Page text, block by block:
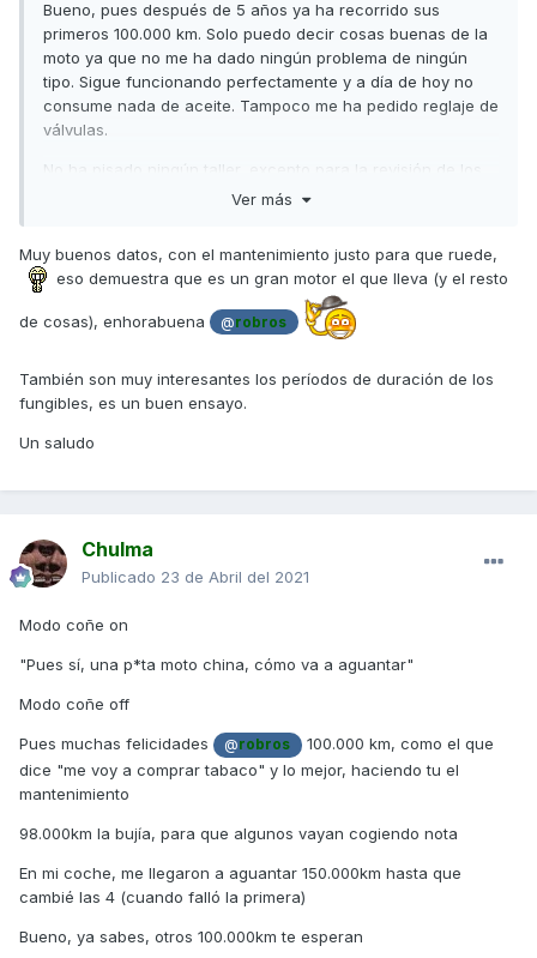
Bueno, pues después de 5 años ya ha recorrido sus
primeros 100.000 km. Solo puedo decir cosas buenas de la
moto ya que no me ha dado ningún problema de ningún
tipo. Sigue funcionando perfectamente y a día de hoy no
consume nada de aceite. Tampoco me ha pedido reglaje de
válvulas.
No ha pisado ningún taller, excepto para la revisión de los
1000 km, el resto se lo he hecho yo todo y os resumo su
Aceite y filtro cada 5000, filtro del aire cada 20000, aceite
del grupo trasero cada 10000, correa de transmisión cada
15000, la maza del embrague murió con 95000 y el
variador con 97000, los rodillos cilíndricos me duran 30000
98000 y aunque no me fallaba ya tenía muy comido el
electrodo. La batería me murió con 2 años y medio y las
freno delantero todavía no las he cambiado y las traseras
carreteras nacionales).
Espero que dure aún muuuuuchos más km, que debo
reconocer que jamás hubiera pensado que un motor de
solo 300 cc pueda tener tanta fiabilidad.
Ver más
Muy buenos datos, con el mantenimiento justo para que ruede,
eso demuestra que es un gran motor el que lleva (y el resto
de cosas), enhorabuena @robros
También son muy interesantes los períodos de duración de los
fungibles, es un buen ensayo.
Un saludo
Chulma
Publicado 23 de Abril del 2021
Modo coñe on
"Pues sí, una p*ta moto china, cómo va a aguantar"
Modo coñe off
Pues muchas felicidades @robros
100.000 km, como el que
dice "me voy a comprar tabaco" y lo mejor, haciendo tu el
mantenimiento
98.000km la bujía, para que algunos vayan cogiendo nota
En mi coche, me llegaron a aguantar 150.000km hasta que
cambié las 4 (cuando falló la primera)
Bueno, ya sabes, otros 100.000km te esperan